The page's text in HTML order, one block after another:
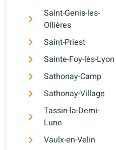
Saint-Genis-les-
Ollières
Saint-Priest
Sainte-Foy-lès-Lyon
Sathonay-Camp
Sathonay-Village
Tassin-la-Demi-
Lune
Vaulx-en-Velin